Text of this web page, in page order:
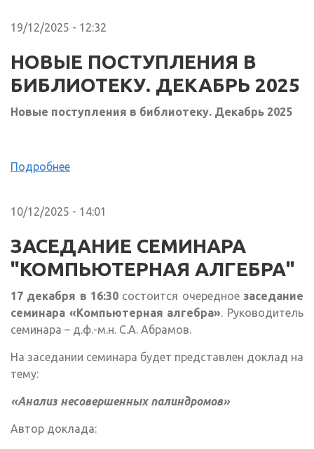
19/12/2025 - 12:32
НОВЫЕ ПОСТУПЛЕНИЯ В
БИБЛИОТЕКУ. ДЕКАБРЬ 2025
Новые поступления в библиотеку. Декабрь 2025
Подробнее
10/12/2025 - 14:01
ЗАСЕДАНИЕ СЕМИНАРА
"КОМПЬЮТЕРНАЯ АЛГЕБРА"
17 декабря в 16:30 состоится очередное заседание
семинара «Компьютерная алгебра». Руководитель
семинара – д.ф.-м.н. С.А. Абрамов.
На заседании семинара будет представлен доклад на
тему:
«Анализ несовершенных палиндромов»
Автор доклада: